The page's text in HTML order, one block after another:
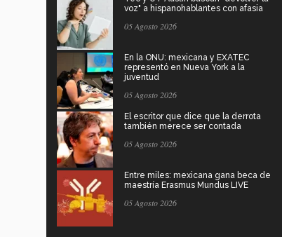
voz" a hispanohablantes con afasia
05 Agosto 2026
En la ONU: mexicana y EXATEC
representó en Nueva York a la
juventud
05 Agosto 2026
El escritor que dice que la derrota
también merece ser contada
05 Agosto 2026
Entre miles: mexicana gana beca de
maestría Erasmus Mundus LIVE
05 Agosto 2026